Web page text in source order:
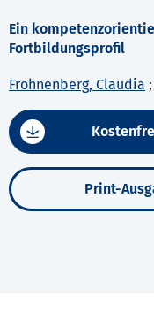
Ein
Fortbildungsprofil
Frohnenberg, Claudia ;
Print-